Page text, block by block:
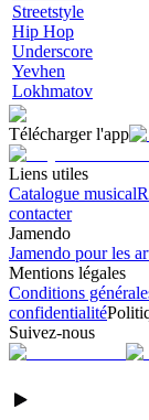
Streetstyle
Hip Hop
Underscore
Yevhen
Lokhmatov
Télécharger l'app
Liens utiles
Catalogue musical
contacter
Jamendo
Jamendo pour les
Mentions légales
Conditions
confidentialité
Suivez-nous